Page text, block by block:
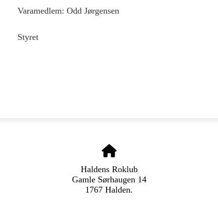
Varamedlem: Odd Jørgensen
Styret
Haldens Roklub
Gamle Sørhaugen 14
1767 Halden.